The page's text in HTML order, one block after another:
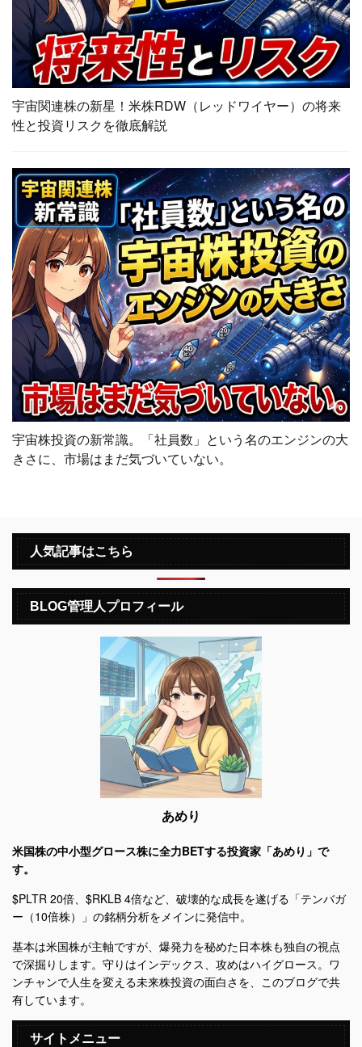
宇宙関連株の新星！米株RDW（レッドワイヤー）の将来
性と投資リスクを徹底解説
宇宙株投資の新常識。「社員数」という名のエンジンの大
きさに、市場はまだ気づいていない。
人気記事はこちら
BLOG管理人プロフィール
あめり
米国株の中小型グロース株に全力BETする投資家「あめり」で
す。
$PLTR 20倍、$RKLB 4倍など、破壊的な成長を遂げる「テンバガ
ー（10倍株）」の銘柄分析をメインに発信中。
基本は米国株が主軸ですが、爆発力を秘めた日本株も独自の視点
で深掘りします。守りはインデックス、攻めはハイグロース。ワ
ンチャンで人生を変える未来株投資の面白さを、このブログで共
有しています。
サイトメニュー